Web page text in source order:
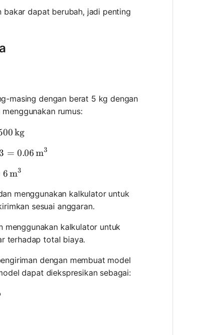
bakar dapat berubah, jadi penting
masing dengan berat 5 kg dengan
rumus:
= 100 \times 5 \, \text{kg} = 500 \,
kg
of One Box} = 0.5 \times 0.4 \times 0.3 = 0.06
= 0.06m3
= 100 \times 0.06 = 6 \, \text{m}^3
6 m3
menggunakan kalkulator untuk
sesuai anggaran.
menggunakan kalkulator untuk
terhadap total biaya.
dengan membuat model
dapat diekspresikan sebagai:
m \times \text{Distance} + b